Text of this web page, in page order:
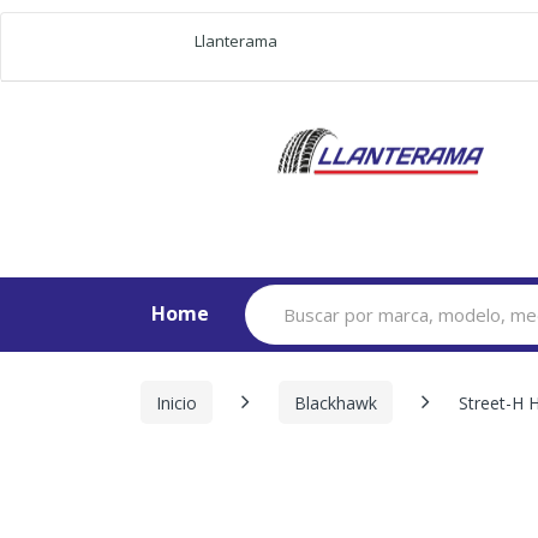
Llanterama
Home
Search
for:
Inicio Blackhawk Street-H